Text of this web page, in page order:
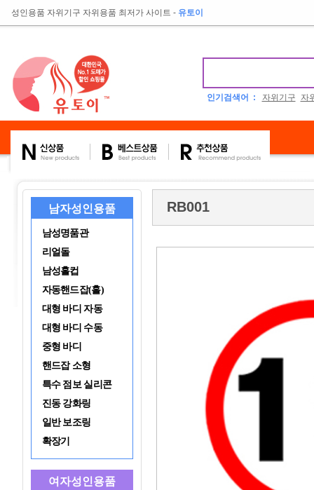
성인용품 자위기구 자위용품 최저가 사이트 - 유토이
인기검색어 : 자위기구 자
남자성인용품
남성명품관
리얼돌
남성홀컵
자동핸드잡(홀)
대형 바디 자동
대형 바디 수동
중형 바디
핸드잡 소형
특수 점보 실리콘
진동 강화링
일반 보조링
확장기
여자성인용품
RB001